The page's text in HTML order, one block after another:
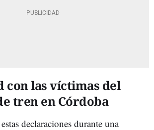
con las víctimas del
tren en Córdoba
declaraciones durante una